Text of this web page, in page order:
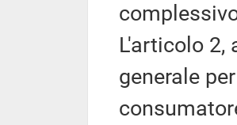
L'articolo 2,
generale